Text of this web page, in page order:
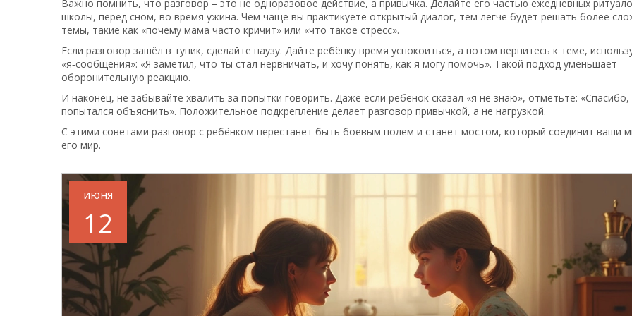
Важно помнить, что разговор – это не одноразовое действие, а привычка. Делайте его частью ежедневных
школы, перед сном, во время ужина. Чем чаще вы практикуете открытый диалог, тем легче будет решать более
темы, такие как «почему мама часто кричит» или «что такое стресс».
Если разговор зашёл в тупик, сделайте паузу. Дайте ребёнку время успокоиться, а потом вернитесь к теме,
«я‑сообщения»: «Я заметил, что ты стал нервничать, и хочу понять, как я могу помочь». Такой подход уменьшает
оборонительную реакцию.
И наконец, не забывайте хвалить за попытки говорить. Даже если ребёнок сказал «я не знаю», отметьте:
попытался объяснить». Положительное подкрепление делает разговор привычкой, а не нагрузкой.
С этими советами разговор с ребёнком перестанет быть боевым полем и станет мостом, который соединит ваши
его мир.
июня
12